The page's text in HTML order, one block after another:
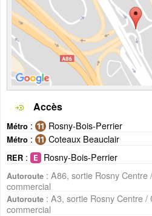
Accès
Métro : Rosny-Bois-Perrier
Métro : Coteaux Beauclair
RER : Rosny-Bois-Perrier
Autoroute : A86, sortie Rosny Centre
commercial
Autoroute : A3, sortie Rosny Centre /
commercial